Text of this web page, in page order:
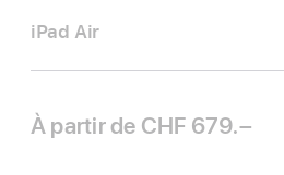
iPad Air
À partir de CHF 679.–